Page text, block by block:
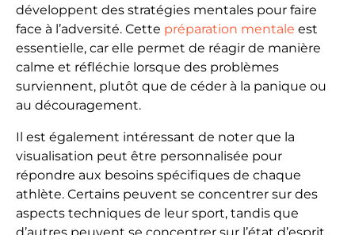
développent des stratégies mentales pour faire
face à l’adversité. Cette préparation mentale est
essentielle, car elle permet de réagir de manière
calme et réfléchie lorsque des problèmes
surviennent, plutôt que de céder à la panique ou
au découragement.
Il est également intéressant de noter que la
visualisation peut être personnalisée pour
répondre aux besoins spécifiques de chaque
athlète. Certains peuvent se concentrer sur des
aspects techniques de leur sport, tandis que